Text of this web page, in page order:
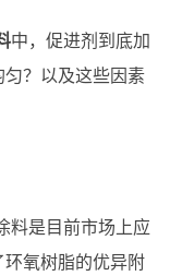
中，促进剂到底加
？以及这些因素
料是目前市场上应
氧树脂的优异附